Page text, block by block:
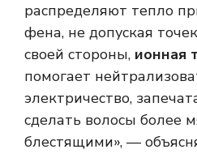
распределяют тепло
фена, не допуская
своей стороны, ионная
помогает
электричество,
сделать волосы более
блестящими», —